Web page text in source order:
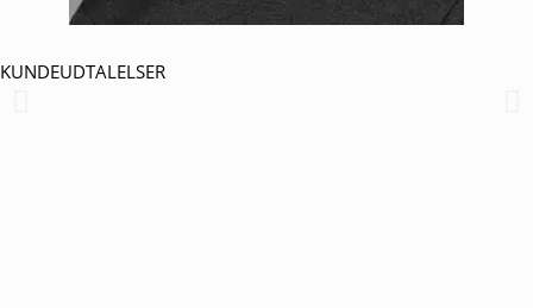
KUNDEUDTALELSER